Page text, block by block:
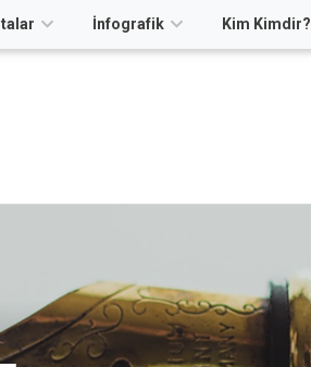
İnfografik Kim Kimdir?